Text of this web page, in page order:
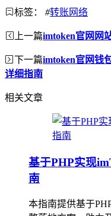
标签： #转账网络
上一篇imtoken官网网
下一篇imtoken官网钱
详细指南
相关文章
基于PHP实现
南
本指南提供基于